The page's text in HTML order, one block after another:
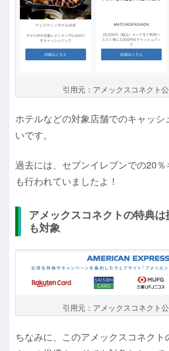
引用元：アメックスコネクト
ホテルなどの対象店舗でのキャッシ
いです。
過去には、セブンイレブンでの20％
も行われていましたよ！
アメックスコネクトの特典
も対象
引用元：アメックスコネクト
ちなみに、このアメックスコネクト